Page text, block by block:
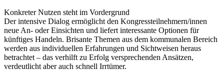
Konkreter Nutzen steht im Vordergrund
Der intensive Dialog ermöglicht den Kongressteilnehmern/innen
neue An- oder Einsichten und liefert interessante Optionen für
künftiges Handeln. Brisante Themen aus dem kommunalen Bereich
werden aus individuellen Erfahrungen und Sichtweisen heraus
betrachtet – das verhilft zu Erfolg versprechenden Ansätzen,
verdeutlicht aber auch schnell Irrtümer.